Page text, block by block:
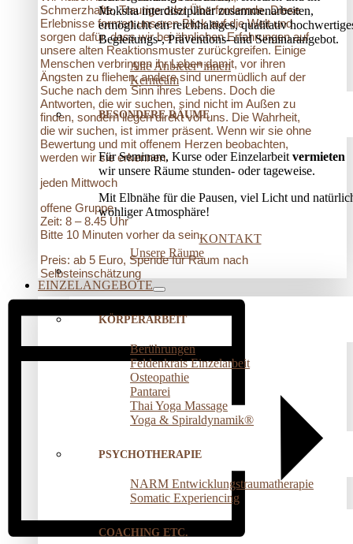
Moksha interdisziplinär zusammenarbeiten,
ermöglicht ein reichhaltiges, qualitativ
Begleitungs-, Präventions­- und Seminarangebot.
Alle Anbieter*innen
Kernteam
BESONDERE RÄUME
Für Seminare, Kurse oder Einzelarbeit vermieten
wir unsere Räume stunden- oder tageweise.
Mit Elbnähe für die Pausen, viel Licht und
wohliger Atmosphäre!
KONTAKT
Unsere Räume
EINZELANGEBOTE
KÖRPERARBEIT
Berührungen
Feldenkrais Einzelarbeit
Osteopathie
Pantarei
Thai Yoga Massage
Yoga & Spiraldynamik®
PSYCHOTHERAPIE
NARM Entwicklungstraumatherapie
Somatic Experiencing
COACHING ETC.
Schmerzhafte, Traurige oder Überfordernde. Diese
Erlebnisse formen unseren Blick auf die Welt und
sorgen dafür, dass wir bei ähnlichen Erfahrungen auf
unsere alten Reaktionsmuster zurückgreifen. Einige
Menschen verbringen ihr Leben damit, vor ihren
Ängsten zu fliehen, andere sind unermüdlich auf der
Suche nach dem Sinn ihres Lebens. Doch die
Antworten, die wir suchen, sind nicht im Außen zu
finden, sondern liegen direkt vor uns. Die Wahrheit,
die wir suchen, ist immer präsent. Wenn wir sie ohne
Bewertung und mit offenem Herzen beobachten,
werden wir sie erkennen.
jeden Mittwoch
offene Gruppe
Zeit: 8 – 8.45 Uhr
Bitte 10 Minuten vorher da sein.
Preis: ab 5 Euro, Spende für Raum nach
Selbsteinschätzung